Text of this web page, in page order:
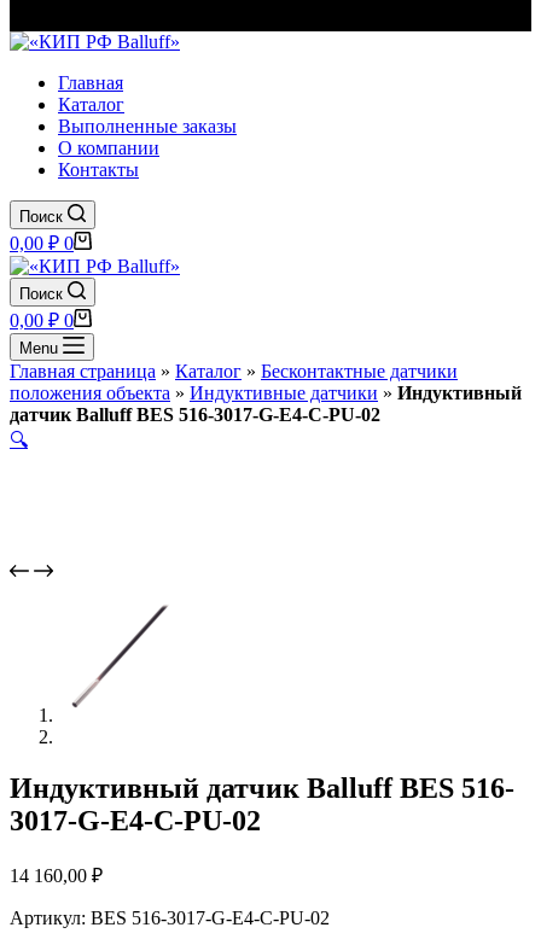
Главная
Каталог
Выполненные заказы
О компании
Контакты
Поиск
Корзина
0,00 ₽ 0
Поиск
Корзина
0,00 ₽ 0
Menu
Главная страница » Каталог » Бесконтактные датчики
положения объекта » Индуктивные датчики » Индуктивный
датчик Balluff BES 516-3017-G-E4-C-PU-02
🔍
Индуктивный датчик Balluff BES 516-
3017-G-E4-C-PU-02
14 160,00 ₽
Артикул: BES 516-3017-G-E4-C-PU-02